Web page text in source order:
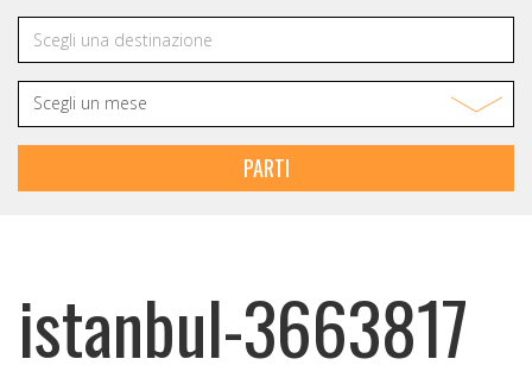
PARTI
istanbul-3663817